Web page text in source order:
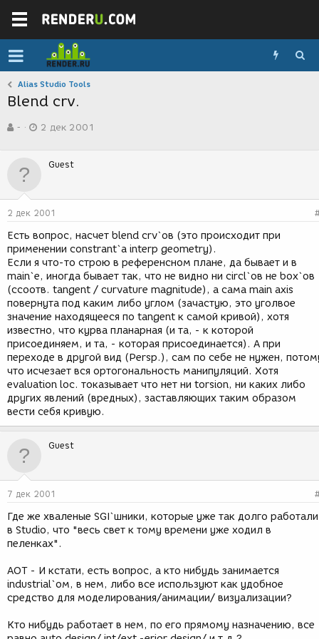
Alias Studio Tools
Blend crv.
в
р
-
а
д
н
и
я
2 дек 2001
Guest
2 дек 2001
Есть вопрос, насчет blend crv`ов (это происходит при
применении constrant`а interp geometry).
Если я что-то строю в референсном плане, да бывает и в
main`е, иногда бывает так, что не видно ни circl`ов не box`ов
(cсоотв. tangent / curvature magnitude), а сама main axis
повернута под каким либо углом (зачастую, это уголвое
значение находящееся по tangent к самой кривой), хотя
известно, что курва планарная (и та, - к которой
присоединяем, и та, - которая присоединается). А при
переходе в другой вид (Persp.), сам по себе не нужен,
что исчезает вся ортогональность манипуляций. Хотя
evaluation loc. токазывает что нет ни torsion, ни каких либо
других явлений (вредных), заставляющих таким образом
вести себя кривую.
Guest
7 дек 2001
Где же хваленые SGI`шники, которые уже так долго работали
в Studio, что "весь свет к тому времени уже ходил в
пеленках".
AOT - И кстати, есть вопрос, а кто нибудь занимается
industrial`ом, в нем, либо все используют как удобное
средство для моделирования/анимации/ визуализации?
Кто нибудь работает в нем, по его прямому назначению, все